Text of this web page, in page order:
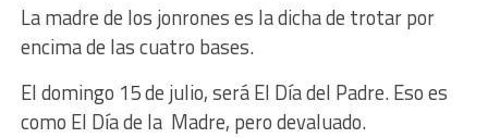
La madre de los jonrones es la dicha de trotar por
encima de las cuatro bases.
El domingo 15 de julio, será El Día del Padre. Eso es
como El Día de la Madre, pero devaluado.